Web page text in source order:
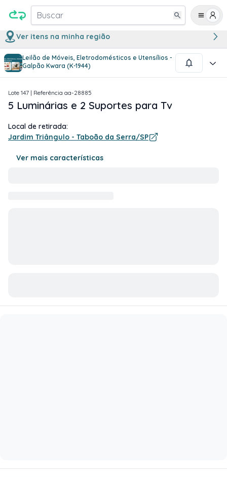
Buscar
Ver itens na minha região
Leilão de Móveis, Eletrodomésticos e Utensílios -
Galpão Kwara (K-1944)
1/3
Lote 147 | Referência aa-28885
5 Luminárias e 2 Suportes para Tv
Local de retirada:
Jardim Triângulo - Taboão da Serra/SP
Ver mais características